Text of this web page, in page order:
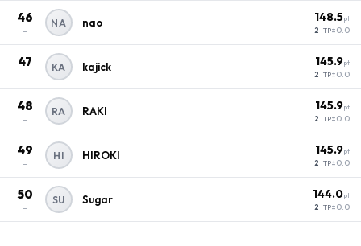
46
–
NA nao 148.5pt
2 ITP±0.0
47
–
KA kajick 145.9pt
2 ITP±0.0
48
–
RA RAKI 145.9pt
2 ITP±0.0
49
–
HI HIROKI 145.9pt
2 ITP±0.0
50
–
SU Sugar 144.0pt
2 ITP±0.0